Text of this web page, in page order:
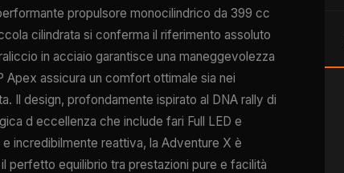
propulsore monocilindrico da 399 cc
cilindrata si conferma il riferimento assoluto
in acciaio garantisce una maneggevolezza
assicura un comfort ottimale sia nei
Il design, profondamente ispirato al DNA rally di
d eccellenza che include fari Full LED e
incredibilmente reattiva, la Adventure X è
perfetto equilibrio tra prestazioni pure e facilità